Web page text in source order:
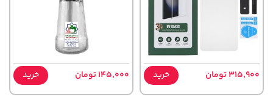
315,900 تومان خرید 145,000 تومان خرید